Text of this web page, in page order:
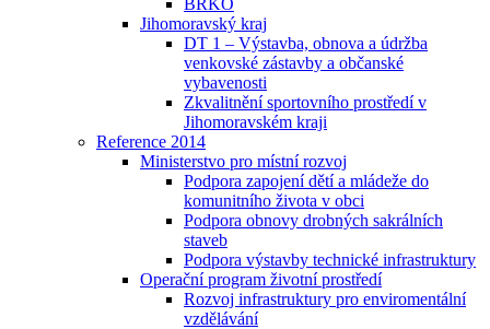
BRKO
Jihomoravský kraj
DT 1 – Výstavba, obnova a údržba
venkovské zástavby a občanské
vybavenosti
Zkvalitnění sportovního prostředí v
Jihomoravském kraji
Reference 2014
Ministerstvo pro místní rozvoj
Podpora zapojení dětí a mládeže do
komunitního života v obci
Podpora obnovy drobných sakrálních
staveb
Podpora výstavby technické infrastruktury
Operační program životní prostředí
Rozvoj infrastruktury pro enviromentální
vzdělávání